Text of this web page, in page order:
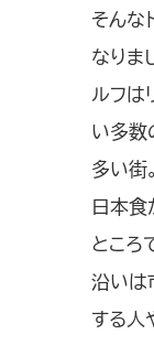
そんな
なりま
ルフは
い多数
多い街
日本食
ところ
沿いは
する人